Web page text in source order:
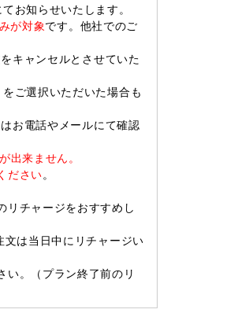
お知らせいたします。
が対象です。他社でのご
キャンセルとさせていた
ご選択いただいた場合も
お電話やメールにて確認
出来ません。
ださい。
チャージをおすすめし
は当日中にリチャージい
。（プラン終了前のリ